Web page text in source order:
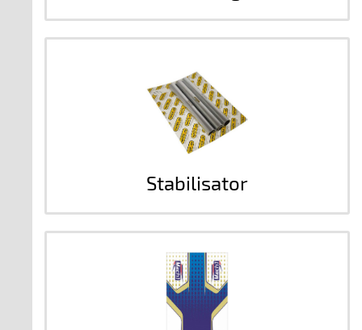
Stabilisator